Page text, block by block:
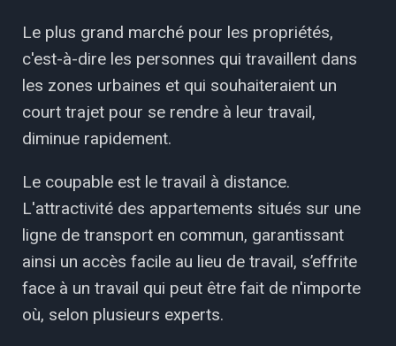
Le plus grand marché pour les propriétés,
c'est-à-dire les personnes qui travaillent dans
les zones urbaines et qui souhaiteraient un
court trajet pour se rendre à leur travail,
diminue rapidement.
Le coupable est le travail à distance.
L'attractivité des appartements situés sur une
ligne de transport en commun, garantissant
ainsi un accès facile au lieu de travail, s’effrite
face à un travail qui peut être fait de n'importe
où, selon plusieurs experts.